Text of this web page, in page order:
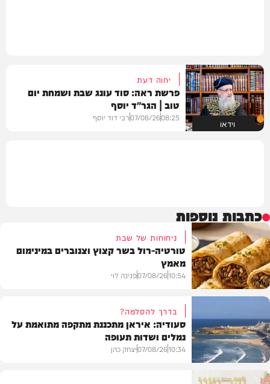
וידאו
יחוה דעת
פרשת ראה: סוד עונג שבת ושמחת יום
טוב | הגר"ד יוסף
08:25
07/08/26רבי דוד יוסף
כתבות נוספות
מתכונים
ניחוחות של שבת
טורטיה-רול בשר קצוץ וצנוברים במינימום
מאמץ
10:54
07/08/26פנינה לוי
בדרך להסלמה?
סעודיה: איראן מתכננת מתקפה מתואמת על
נמלים ושדות תעופה
10:34
07/08/26יצחק כהן